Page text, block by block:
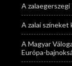
A
A zalai színeket
A Magyar
Európa-